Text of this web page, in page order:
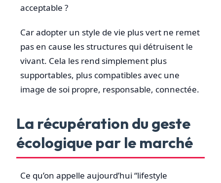
acceptable ?
Car adopter un style de vie plus vert ne remet
pas en cause les structures qui détruisent le
vivant. Cela les rend simplement plus
supportables, plus compatibles avec une
image de soi propre, responsable, connectée.
La récupération du geste
écologique par le marché
Ce qu’on appelle aujourd’hui “lifestyle